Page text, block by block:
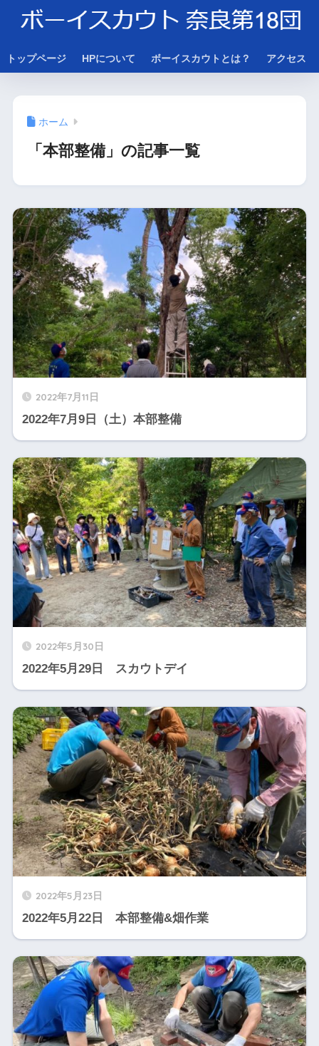
トップページ HPについて ボーイスカウトとは？ アクセス
ホーム
「本部整備」の記事一覧
2022年7月11日
2022年7月9日（土）本部整備
2022年5月30日
2022年5月29日 スカウトデイ
2022年5月23日
2022年5月22日 本部整備&畑作業